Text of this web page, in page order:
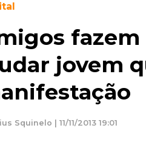
fazem
jovem
Squinelo | 11/11/2013 19:01